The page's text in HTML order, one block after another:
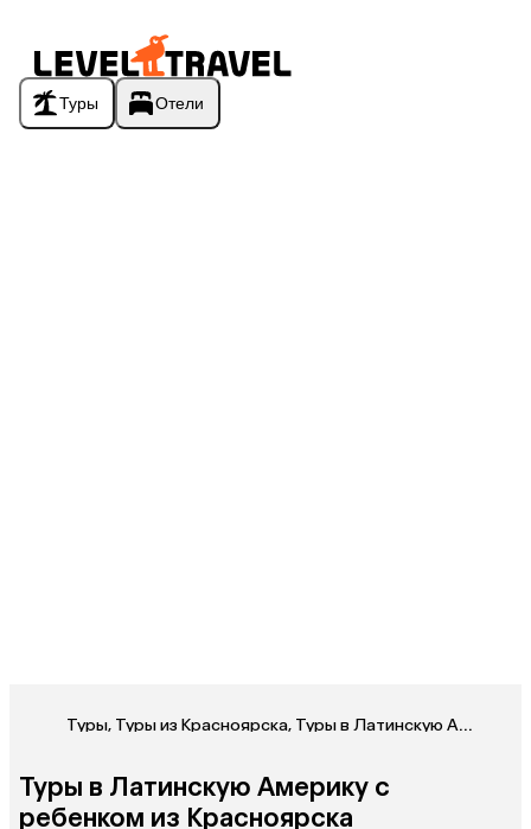
Туры Отели
Туры, Туры из Красноярска, Туры в Латинскую Америку из Красноярска
Туры в Латинскую Америку с
ребенком из Красноярска